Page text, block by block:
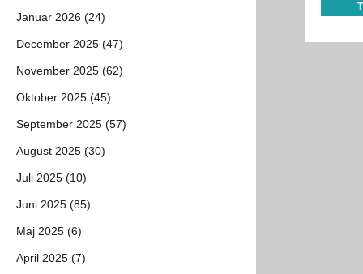
Januar 2026 (24)
December 2025 (47)
November 2025 (62)
Oktober 2025 (45)
September 2025 (57)
August 2025 (30)
Juli 2025 (10)
Juni 2025 (85)
Maj 2025 (6)
April 2025 (7)